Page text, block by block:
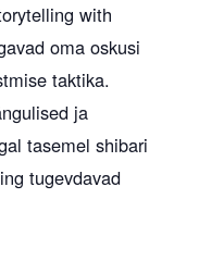
with
oma oskusi
taktika.
ja
tasemel shibari
tugevdavad